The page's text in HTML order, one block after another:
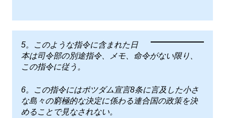
5。このような指令に含まれた日
本は司令部の別途指令、メモ、命令がない限り、
この指令に従う。
6。この指令にはポツダム宣言8条に言及した小さ
な島々の窮極的な決定に係わる連合国の政策を決
めることで見なされない。